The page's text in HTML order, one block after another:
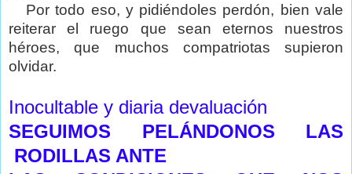
Por todo eso, y pidiéndoles perdón, bien vale
reiterar el ruego que sean eternos nuestros
héroes, que muchos compatriotas supieron
olvidar.
Inocultable y diaria devaluación
SEGUIMOS PELÁNDONOS LAS
RODILLAS ANTE